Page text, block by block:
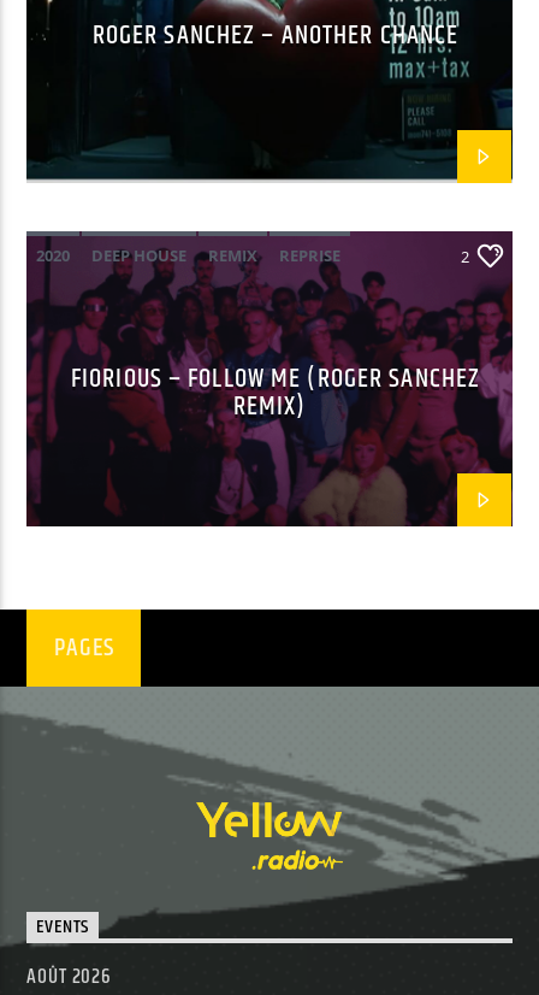
EN CE MOMENT
ANOTR / 3DDY
EMISSION EN COURS
NON-STOP MUSIC
12:00 13:59
UPCOMING SHOW
NON-STOP MUSIC
14:00
Yellow Party
ROGER SANCHEZ – ANOTHER CHANCE
2020 DEEP HOUSE REMIX
REPRISE
ROGER SANCHEZ
2
FIORIOUS – FOLLOW ME (ROGER SANCHEZ
REMIX)
PAGES
EVENTS
AOÛT 2026